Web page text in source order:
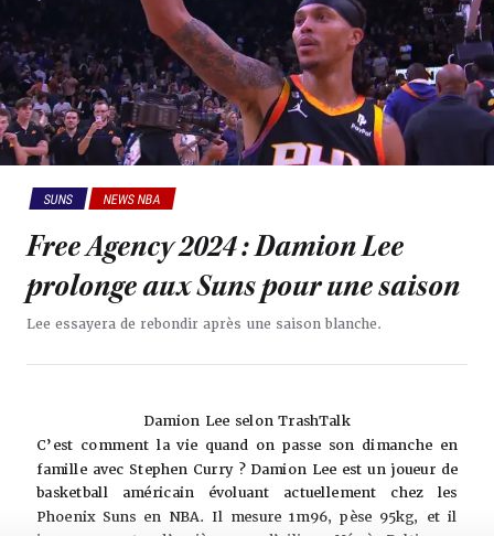
SUNS NEWS NBA
Free Agency 2024 : Damion Lee
prolonge aux Suns pour une saison
Lee essayera de rebondir après une saison blanche.
Damion Lee selon TrashTalk
C’est comment la vie quand on passe son dimanche en
famille avec Stephen Curry ? Damion Lee est un joueur de
basketball américain évoluant actuellement chez les
Phoenix Suns en NBA. Il mesure 1m96, pèse 95kg, et il